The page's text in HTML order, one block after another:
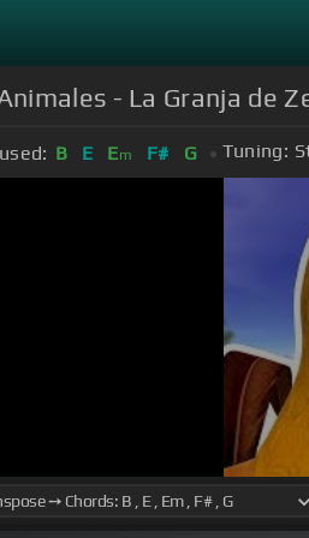
- La Granja de
B E Em F# G Tuning: